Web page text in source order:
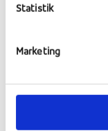
Statistik
Marketing